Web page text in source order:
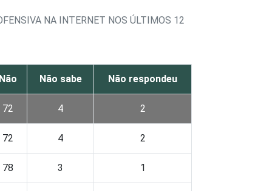
NA INTERNET NOS ÚLTIMOS 12
Não Não sabe Não respondeu
72 4 2
72 4 2
78 3 1